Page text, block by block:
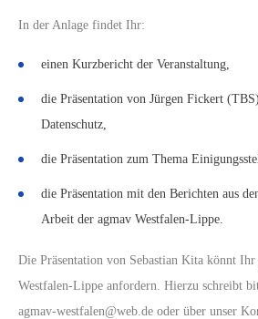
In der Anlage findet Ihr:
einen Kurzbericht der Veranstaltung,
die Präsentation von Jürgen Fickert
Datenschutz,
die Präsentation zum Thema
die Präsentation mit den Berichten aus
Arbeit der agmav Westfalen-Lippe.
Die Präsentation von Sebastian Kita könnt
Westfalen-Lippe anfordern. Hierzu schreibt
agmav-westfalen@web.de oder über unser